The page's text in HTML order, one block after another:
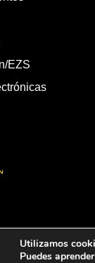
EZS
Electronic
Utilizamos
Puedes